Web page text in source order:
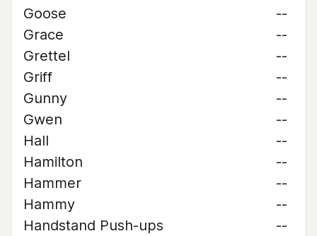
Goose
--
Grace
--
Grettel
--
Griff
--
Gunny
--
Gwen
--
Hall
--
Hamilton
--
Hammer
--
Hammy
--
Handstand Push-ups
--